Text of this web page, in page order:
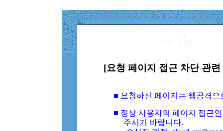
[요청 페이지 접근 차단 관
■ 요청하신 페이지는 웹공격
■ 정상 사용자의 페이지 접근
주시기 바랍니다.